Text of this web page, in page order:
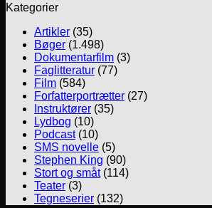
Kategorier
Artikler (35)
Bøger (1.498)
Dokumentarfilm (3)
Faglitteratur (77)
Film (584)
Forfatterportrætter (27)
Instruktører (35)
Lydbog (10)
Podcast(10)
SMS novelle (5)
Stephen King (90)
Stort og småt(114)
Teater (3)
Tegneserier (132)